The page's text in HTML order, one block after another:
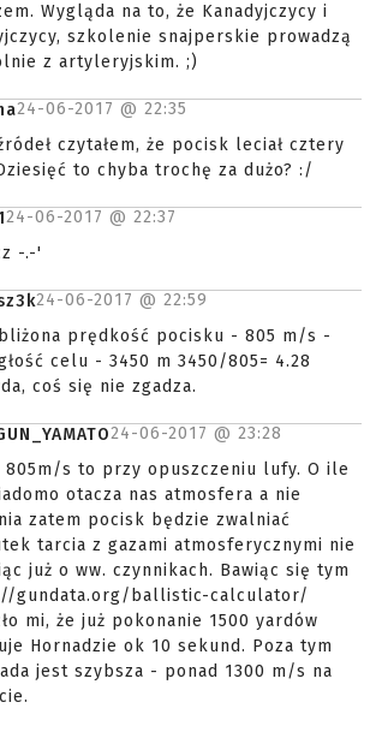
Wygląda na to, że Kanadyjczycy i
szkolenie snajperskie prowadzą
z artyleryjskim. ;)
24-06-2017 @ 22:35
czytałem, że pocisk leciał cztery
to chyba trochę za dużo? :/
24-06-2017 @ 22:37
-.-'
24-06-2017 @ 22:59
prędkość pocisku - 805 m/s -
celu - 3450 m 3450/805= 4.28
coś się nie zgadza.
24-06-2017 @ 23:28
805m/s to przy opuszczeniu lufy. O ile
otacza nas atmosfera a nie
zatem pocisk będzie zwalniać
tarcia z gazami atmosferycznymi nie
już o ww. czynnikach. Bawiąc się tym
gundata.org/ballistic-calculator/
mi, że już pokonanie 1500 yardów
Hornadzie ok 10 sekund. Poza tym
jest szybsza - ponad 1300 m/s na